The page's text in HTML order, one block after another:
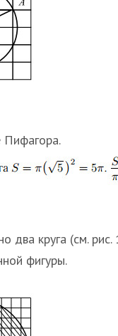
два круга (см.
фигуры.